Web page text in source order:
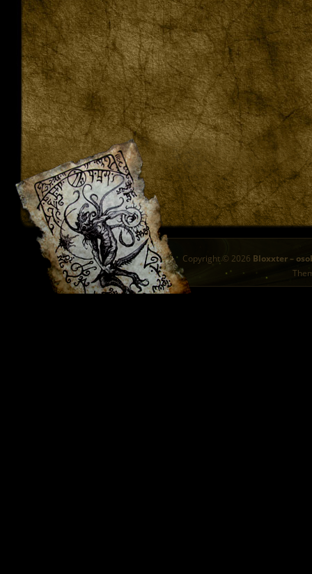
Copyright © 2026 Bloxxter –